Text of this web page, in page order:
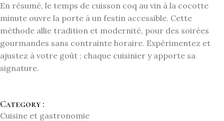
En résumé, le temps de cuisson coq au vin à la cocotte
minute ouvre la porte à un festin accessible. Cette
méthode allie tradition et modernité, pour des soirées
gourmandes sans contrainte horaire. Expérimentez et
ajustez à votre goût ; chaque cuisinier y apporte sa
signature.
Category :
Cuisine et gastronomie